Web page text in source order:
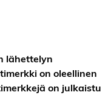
lähettelyn
on oleellinen
on julkaistu